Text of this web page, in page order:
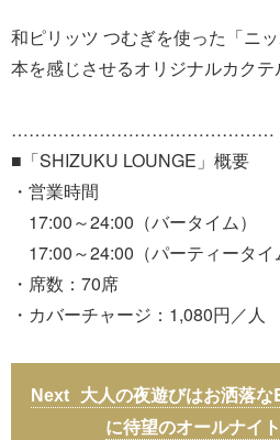
和ピリッツ つむぎを使った「ニ
本を感じさせるオリジナルカクテ
………………………………………
■「SHIZUKU LOUNGE」概要
・営業時間
17:00～24:00（バータイム）
17:00～24:00（パーティータイ
・席数：70席
・カバーチャージ：1,080円／人
大人の夜遊びはお洒落
に待望のオールナイ